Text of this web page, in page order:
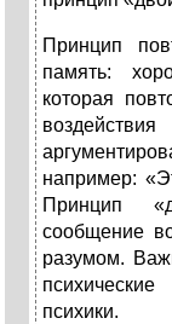
Принцип
память:
которая
например:
Принцип
сообщение
разумом.
психики.